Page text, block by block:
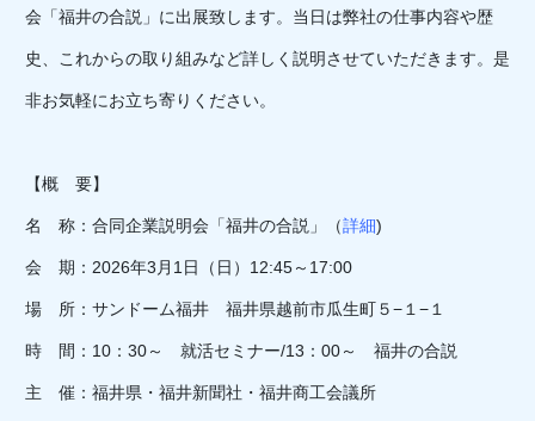
会「福井の合説」に出展致します。当日は弊社の仕事内容や歴
史、これからの取り組みなど詳しく説明させていただきます。是
非お気軽にお立ち寄りください。
【概 要】
名 称：合同企業説明会「福井の合説」（詳細)
会 期：2026年3月1日（日）12:45～17:00
場 所：サンドーム福井 福井県越前市瓜生町５−１−１
時 間：10：30～ 就活セミナー/13：00～ 福井の合説
主 催：福井県・福井新聞社・福井商工会議所